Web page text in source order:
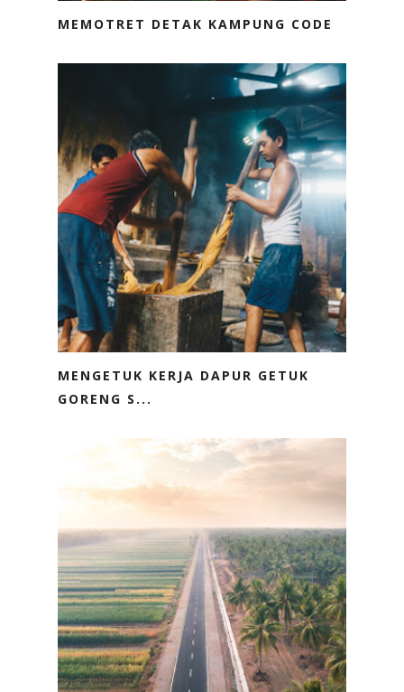
MEMOTRET DETAK KAMPUNG CODE
MENGETUK KERJA DAPUR GETUK
GORENG S...